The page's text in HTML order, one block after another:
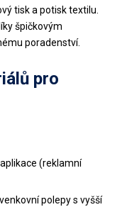
tisk a potisk textilu.
špičkovým
poradenství.
pro
(reklamní
polepy s vyšší